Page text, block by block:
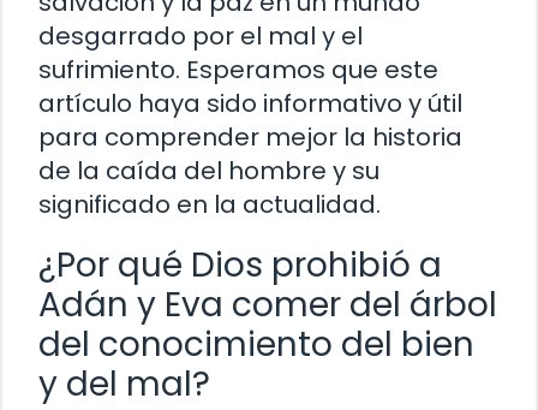
desgarrado por el mal y el
sufrimiento. Esperamos que este
artículo haya sido informativo y útil
para comprender mejor la historia
de la caída del hombre y su
significado en la actualidad.
¿Por qué Dios prohibió a
Adán y Eva comer del árbol
del conocimiento del bien
y del mal?